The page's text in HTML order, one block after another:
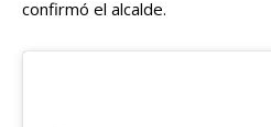
confirmó el alcalde.